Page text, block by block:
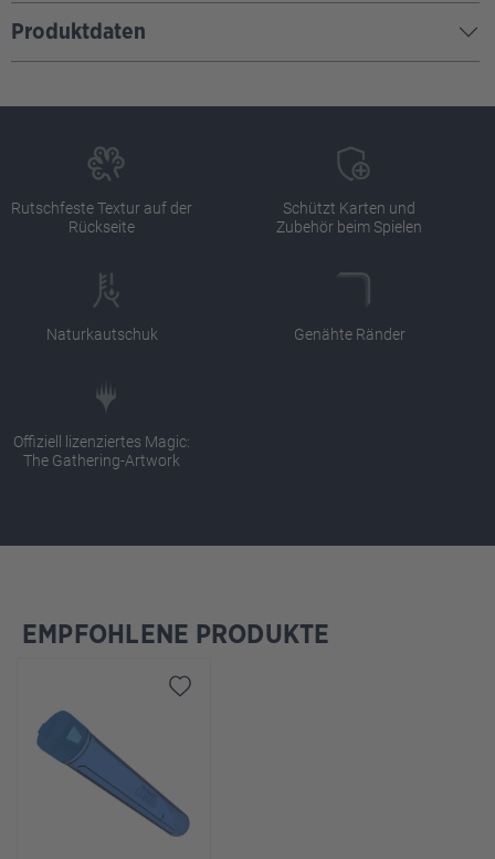
Produktdaten
Rutschfeste Textur auf der
Rückseite
Schützt Karten und
Zubehör beim Spielen
Naturkautschuk Genähte Ränder
Offiziell lizenziertes Magic:
The Gathering-Artwork
Produktgalerie überspringen
EMPFOHLENE PRODUKTE